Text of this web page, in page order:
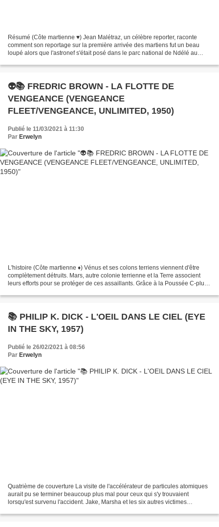
Résumé (Côte martienne ♥) Jean Malétraz, un célèbre reporter, raconte
comment son reportage sur la première arrivée des martiens fut un beau
loupé alors que l'astronef s'était posé dans le parc national de Ndélé au
👽📚 FREDRIC BROWN - LA FLOTTE DE
VENGEANCE (VENGEANCE
FLEET/VENGEANCE, UNLIMITED, 1950)
Publié le 11/03/2021 à 11:30
Par Erwelyn
L'histoire (Côte martienne ♦) Vénus et ses colons terriens viennent d'être
complètement détruits. Mars, autre colonie terrienne et la Terre associent
leurs efforts pour se protéger de ces assaillants. Grâce à la Poussée C-plus
📚 PHILIP K. DICK - L'OEIL DANS LE CIEL (EYE
IN THE SKY, 1957)
Publié le 26/02/2021 à 08:56
Par Erwelyn
Quatrième de couverture La visite de l'accélérateur de particules atomiques
aurait pu se terminer beaucoup plus mal pour ceux qui s'y trouvaient
lorsqu'est survenu l'accident. Jake, Marsha et les six autres victimes